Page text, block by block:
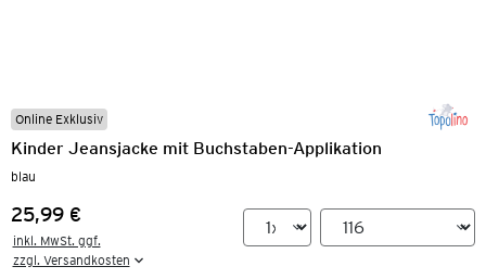
Online Exklusiv
Kinder Jeansjacke mit Buchstaben-Applikation
blau
Preis:
25,99 €
inkl. MwSt. ggf.
zzgl. Versandkosten